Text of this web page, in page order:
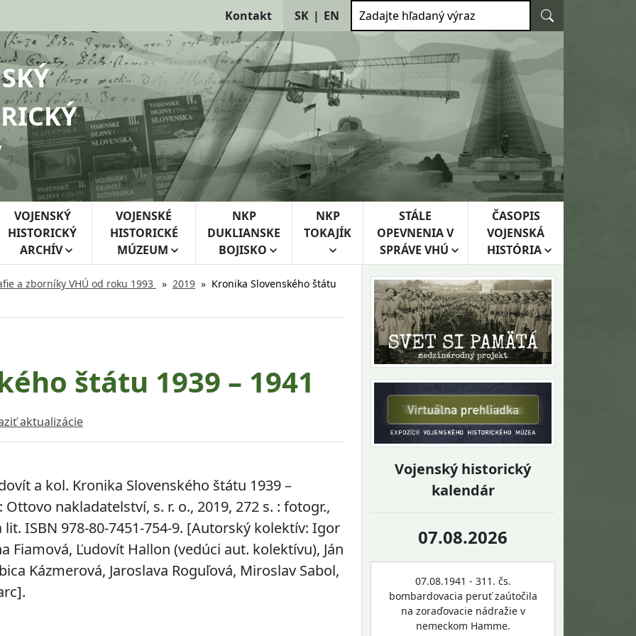
Kontakt SK EN Zadajte hľadaný výraz Vyhľadať
VOJENSKÝ
HISTORICKÝ
ARCHÍV
VOJENSKÉ
HISTORICKÉ
MÚZEUM
NKP
DUKLIANSKE
BOJISKO
NKP
TOKAJÍK
STÁLE
OPEVNENIA V
SPRÁVE VHÚ
ČASOPIS
VOJENSKÁ
HISTÓRIA
a zborníky VHÚ od roku 1993 2019 Kronika Slovenského štátu
štátu 1939 – 1941
aktualizácie
a kol. Kronika Slovenského štátu 1939 –
Ottovo nakladatelství, s. r. o., 2019, 272 s. : fotogr.,
ISBN 978-80-7451-754-9. [Autorský kolektív: Igor
Fiamová, Ľudovít Hallon (vedúci aut. kolektívu), Ján
Kázmerová, Jaroslava Roguľová, Miroslav Sabol,
Vojenský historický
kalendár
07.08.2026
07.08.1941 - 311. čs.
bombardovacia peruť zaútočila
na zoraďovacie nádražie v
nemeckom Hamme.